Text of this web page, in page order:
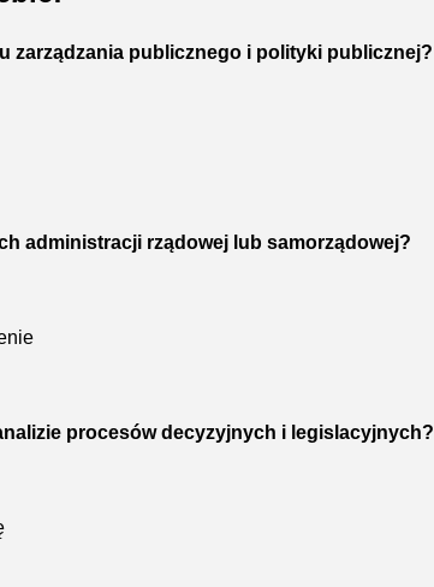
zarządzania publicznego i polityki publicznej?
administracji rządowej lub samorządowej?
procesów decyzyjnych i legislacyjnych?